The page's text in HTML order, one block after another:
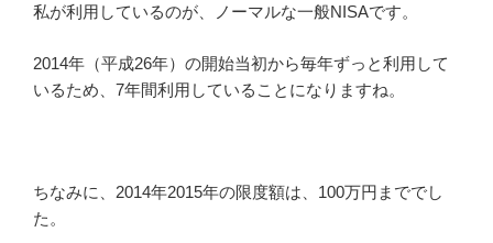
私が利用しているのが、ノーマルな一般NISAです。
2014年（平成26年）の開始当初から毎年ずっと利用して
いるため、7年間利用していることになりますね。
ちなみに、2014年2015年の限度額は、100万円まででし
た。